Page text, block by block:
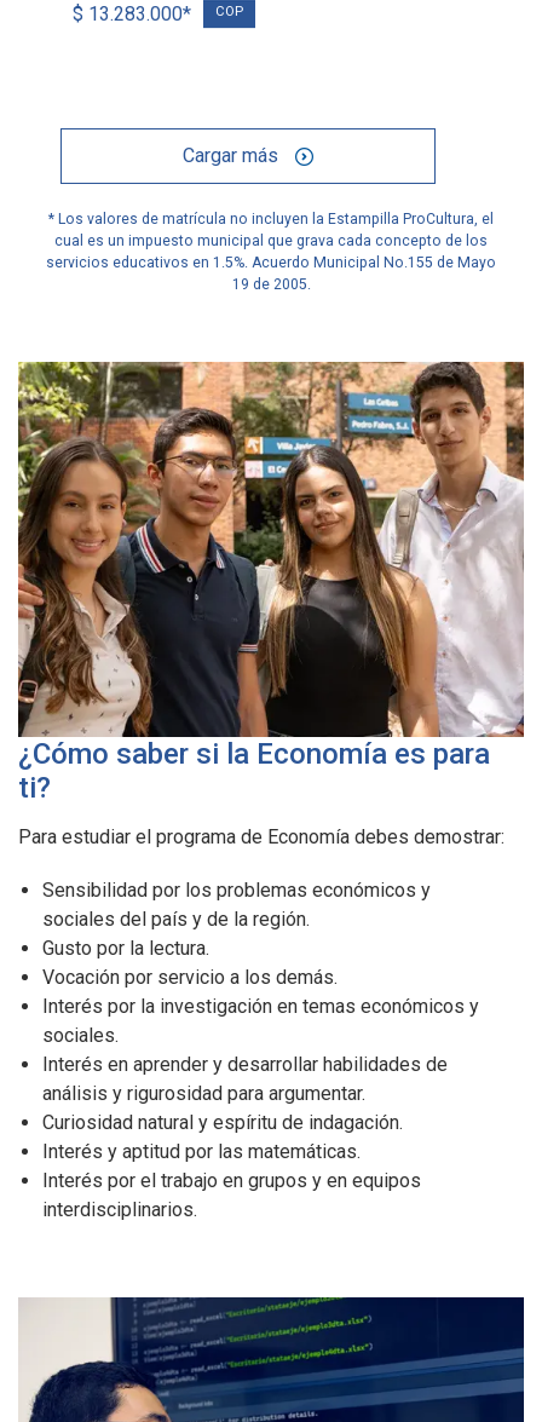
$ 13.283.000*
COP
Cargar más
* Los valores de matrícula no incluyen la Estampilla ProCultura, el
cual es un impuesto municipal que grava cada concepto de los
servicios educativos en 1.5%. Acuerdo Municipal No.155 de Mayo
19 de 2005.
¿Cómo saber si la Economía es para
ti?
Para estudiar el programa de Economía debes demostrar:
Sensibilidad por los problemas económicos y
sociales del país y de la región.
Gusto por la lectura.
Vocación por servicio a los demás.
Interés por la investigación en temas económicos y
sociales.
Interés en aprender y desarrollar habilidades de
análisis y rigurosidad para argumentar.
Curiosidad natural y espíritu de indagación.
Interés y aptitud por las matemáticas.
Interés por el trabajo en grupos y en equipos
interdisciplinarios.